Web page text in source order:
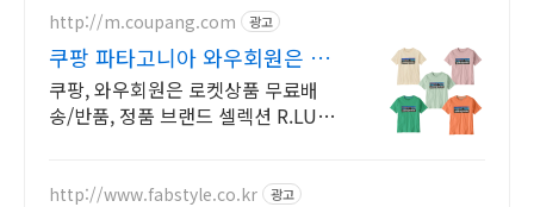
http://m.coupang.com 광고
쿠팡 파타고니아 와우회원은 무
제한 무료배송
쿠팡, 와우회원은 로켓상품 무료배
송/반품, 정품 브랜드 셀렉션 R.LUX
http://www.fabstyle.co.kr 광고